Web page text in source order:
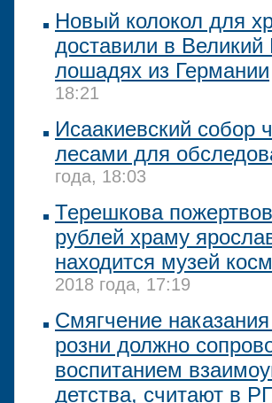
Новый колокол для
доставили в Великий
лошадях из Германии
18:21
Исаакиевский собор
лесами для
года, 18:03
Терешкова
рублей храму
находится музей
2018 года, 17:19
Смягчение
розни должно
воспитанием
детства, считают в